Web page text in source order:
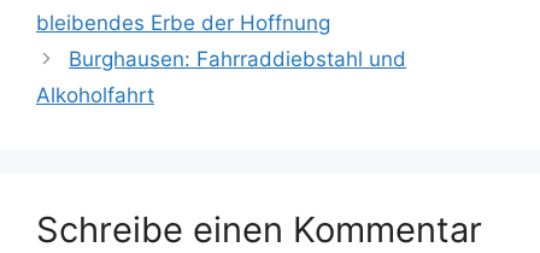
bleibendes Erbe der Hoffnung
Burghausen: Fahrraddiebstahl und
Alkoholfahrt
Schreibe einen Kommentar